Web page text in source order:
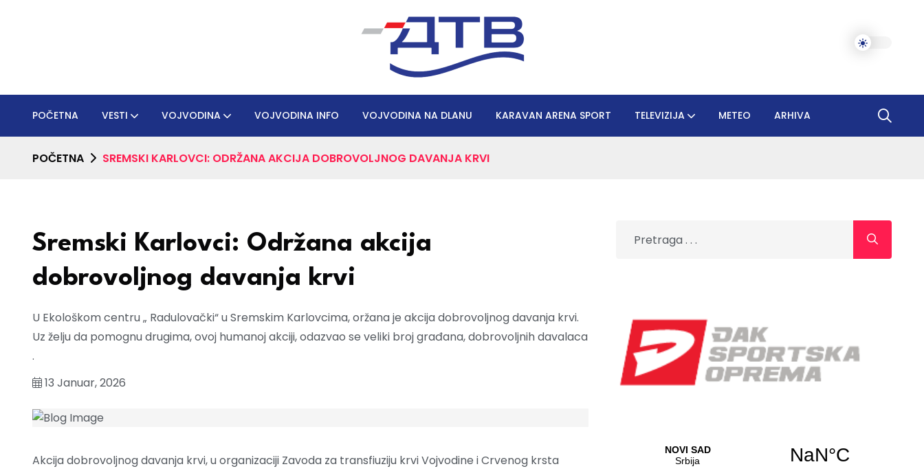
POČETNA VESTI VOJVODINA VOJVODINA INFO VOJVODINA NA DLANU KARAVAN ARENA SPORT TELEVIZIJA METEO ARHIVA
POČETNA SREMSKI KARLOVCI: ODRŽANA AKCIJA DOBROVOLJNOG DAVANJA KRVI
Sremski Karlovci: Održana akcija
dobrovoljnog davanja krvi
U Ekološkom centru „ Radulovački“ u Sremskim Karlovcima, oržana je akcija dobrovoljnog davanja krvi.
Uz želju da pomognu drugima, ovoj humanoj akciji, odazvao se veliki broj građana, dobrovoljnih davalaca
.
13 Januar, 2026
Akcija dobrovoljnog davanja krvi, u organizaciji Zavoda za transfiuziju krvi Vojvodine i Crvenog krsta